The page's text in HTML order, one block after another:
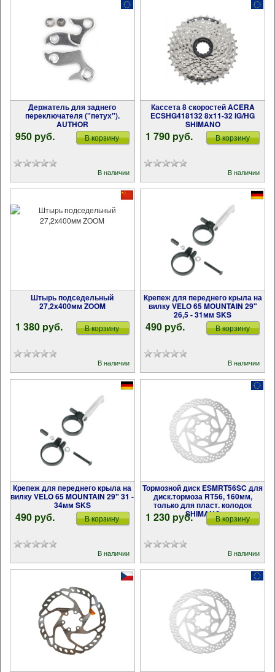
Держатель для заднего
переключателя ("петух").
AUTHOR
950 pуб. В корзину
В наличии
Кассета 8 скоростей ACERA
ECSHG418132 8х11-32 IG/HG
SHIMANO
1 790 pуб. В корзину
В наличии
Штырь подседельный
27,2х400мм ZOOM
1 380 pуб. В корзину
В наличии
Крепеж для переднего крыла на
вилку VELO 65 MOUNTAIN 29"
26,5 - 31мм SKS
490 pуб. В корзину
В наличии
Крепеж для переднего крыла на
вилку VELO 65 MOUNTAIN 29" 31 -
34мм SKS
490 pуб. В корзину
В наличии
Тормозной диск ESMRT56SC для
диск.тормоза RT56, 160мм,
только для пласт. колодок
SHIMANO
1 230 pуб. В корзину
В наличии